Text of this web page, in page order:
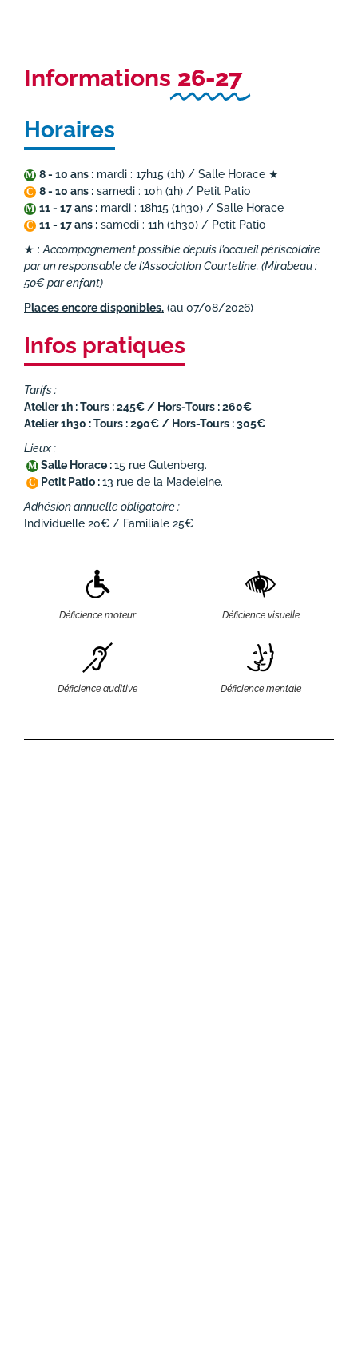
Informations 26-27
Horaires
M 8 - 10 ans : mardi : 17h15 (1h) / Salle Horace ★
C 8 - 10 ans : samedi : 10h (1h) / Petit Patio
M 11 - 17 ans : mardi : 18h15 (1h30) / Salle Horace
C 11 - 17 ans : samedi : 11h (1h30) / Petit Patio
★ :Accompagnement possible depuis l’accueil périscolaire
par un responsable de l’Association Courteline. (Mirabeau :
50€ par enfant)
Places encore disponibles. (au 07/08/2026)
Infos pratiques
Tarifs :
Atelier 1h : Tours : 245€ / Hors-Tours : 260€
Atelier 1h30 : Tours : 290€ / Hors-Tours : 305€
Lieux :
M Salle Horace :15 rue Gutenberg.
C Petit Patio :13 rue de la Madeleine.
Adhésion annuelle obligatoire :
Individuelle 20€ / Familiale 25€
Déficience moteur Déficience visuelle
Déficience auditive Déficience mentale